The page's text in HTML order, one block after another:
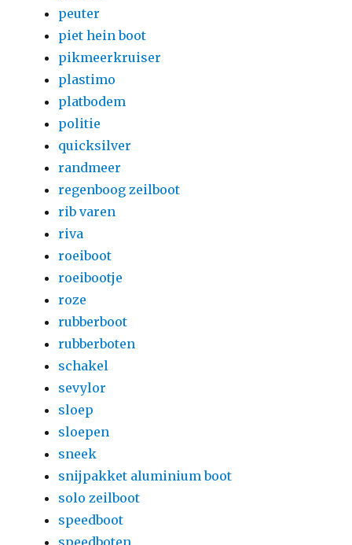
peuter
piet hein boot
pikmeerkruiser
plastimo
platbodem
politie
quicksilver
randmeer
regenboog zeilboot
rib varen
riva
roeiboot
roeibootje
roze
rubberboot
rubberboten
schakel
sevylor
sloep
sloepen
sneek
snijpakket aluminium boot
solo zeilboot
speedboot
speedboten